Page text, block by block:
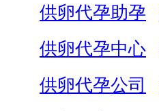
供卵代孕助孕
供卵代孕中心
供卵代孕公司